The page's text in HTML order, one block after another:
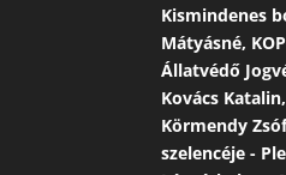
Kismindenes
Mátyásné,
Állatvédő
Kovács
Körmendy
szelencéje -